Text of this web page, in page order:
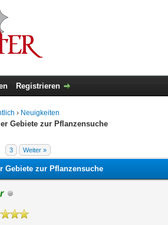
Registrieren
› Neuigkeiten
Gebiete zur Pflanzensuche
3 Weiter »
Gebiete zur Pflanzensuche